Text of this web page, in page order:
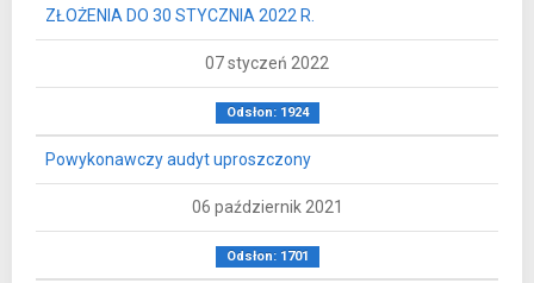
ZŁOŻENIA DO 30 STYCZNIA 2022 R.
07 styczeń 2022
Odsłon: 1924
Powykonawczy audyt uproszczony
06 październik 2021
Odsłon: 1701